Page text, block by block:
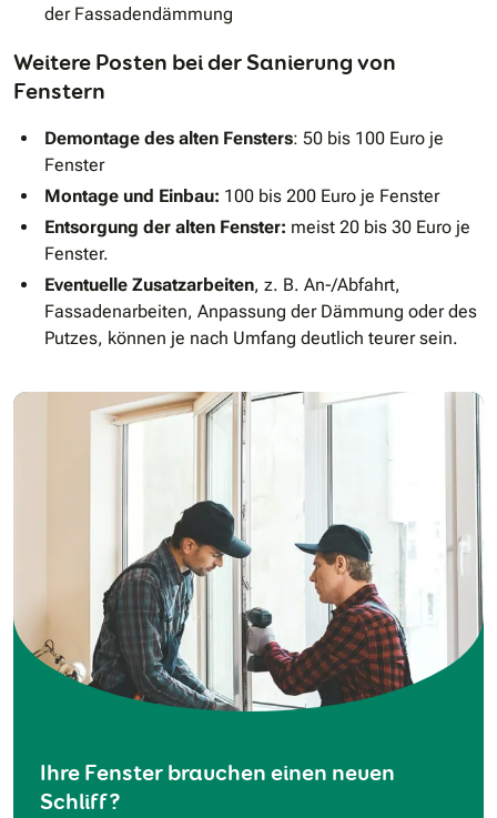
der Fassadendämmung
Weitere Posten bei der Sanierung von
Fenstern
Demontage des alten Fensters: 50 bis 100 Euro je
Fenster
Montage und Einbau: 100 bis 200 Euro je Fenster
Entsorgung der alten Fenster: meist 20 bis 30 Euro je
Fenster.
Eventuelle Zusatzarbeiten, z. B. An-/Abfahrt,
Fassadenarbeiten, Anpassung der Dämmung oder des
Putzes, können je nach Umfang deutlich teurer sein.
Ihre Fenster brauchen einen neuen
Schliff?